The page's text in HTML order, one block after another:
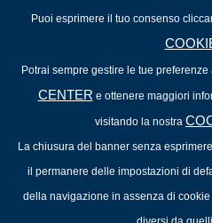
What is a
How
Fund model in
Search Fund?
The Search
are the key
Puoi esprimere il tuo consenso
Potrai sempre gestire le tue
CENTER e ottenere maggiori
visitando la nostra
La chiusura del banner senza
il permanere delle impostazioni di
della navigazione in assenza di